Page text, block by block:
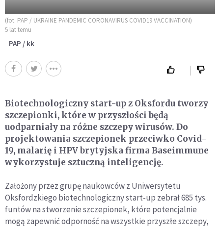
(fot. PAP / UKRAINE PANDEMIC CORONAVIRUS COVID19 VACCINATION)
5 lat temu
PAP / kk
Biotechnologiczny start-up z Oksfordu tworzy
szczepionki, które w przyszłości będą
uodparniały na różne szczepy wirusów. Do
projektowania szczepionek przeciwko Covid-
19, malarię i HPV brytyjska firma Baseimmune
wykorzystuje sztuczną inteligencję.
Założony przez grupę naukowców z Uniwersytetu
Oksfordzkiego biotechnologiczny start-up zebrał 685 tys.
funtów na stworzenie szczepionek, które potencjalnie
mogą zapewnić odporność na wszystkie przyszłe szczepy,